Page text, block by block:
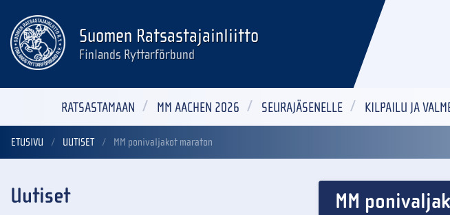
Suomen Ratsastajainliitto
Finlands Ryttarförbund
RATSASTAMAAN MM AACHEN 2026 SEURAJÄSENELLE KILPAILU JA
ETUSIVU UUTISET MM ponivaljakot maraton
MM
Uutiset